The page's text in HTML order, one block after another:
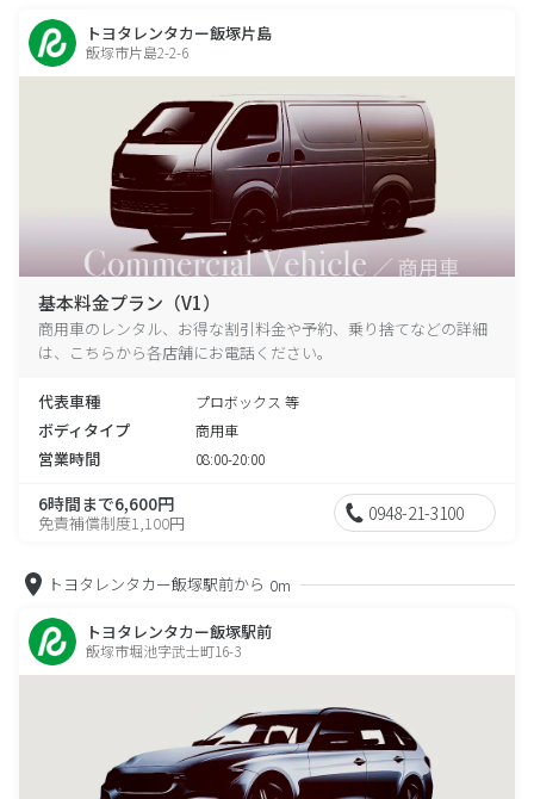
トヨタレンタカー飯塚片島
飯塚市片島2-2-6
基本料金プラン（V1）
商用車のレンタル、お得な割引料金や予約、乗り捨てなどの詳細
は、こちらから各店舗にお電話ください。
代表車種 プロボックス 等
ボディタイプ 商用車
営業時間 08:00-20:00
6時間まで6,600円
免責補償制度1,100円 0948-21-3100
トヨタレンタカー飯塚駅前から 0m
トヨタレンタカー飯塚駅前
飯塚市堀池字武士町16-3